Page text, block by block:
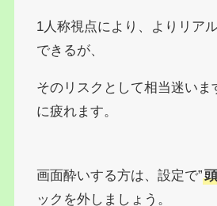
1人称視点により、よりリア
できるが、
そのリスクとして相当迷いま
に疲れます。
画面酔いする方は、設定で”
ックを外しましょう。